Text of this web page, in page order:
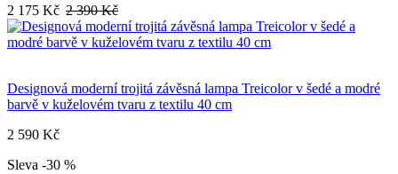
2 175 Kč 2 390 Kč
Designová moderní trojitá závěsná lampa Treicolor v šedé a modré
barvě v kuželovém tvaru z textilu 40 cm
2 590 Kč
Sleva -30 %